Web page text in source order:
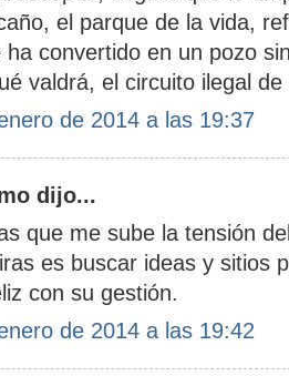
el parque de la vida,
ha convertido en un pozo
valdrá, el circuito ilegal
de 2014 a las 19:37
dijo...
que me sube la tensión
es buscar ideas y sitios
con su gestión.
de 2014 a las 19:42